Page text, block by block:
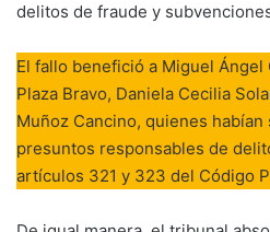
delitos de fraude y
El fallo benefició a Miguel Ángel
Plaza Bravo, Daniela Cecilia
Muñoz Cancino, quienes
presuntos responsables de
artículos 321 y 323 del Código